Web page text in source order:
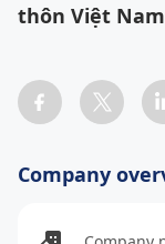
thôn Việt
Company